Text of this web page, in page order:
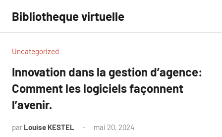
contenu
Bibliotheque virtuelle
Uncategorized
Innovation dans la gestion d’agence:
Comment les logiciels façonnent
l’avenir.
par Louise KESTEL mai 20, 2024